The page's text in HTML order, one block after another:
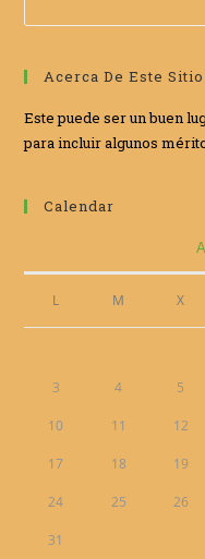
Acerca De Este Sitio
Este puede ser un buen
para incluir algunos
Calendar
L M X
3 4 5
10 11 12
17 18 19
24 25 26
31